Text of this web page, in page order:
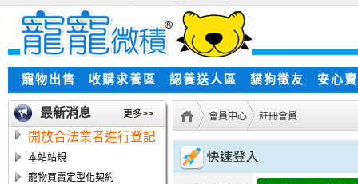
寵物出售 收購求養區 認養送人區 貓狗徵友 安心
最新消息 更多>>
開放合法業者進行登記
本站站規
寵物買賣定型化契約
會員中心 註冊會員